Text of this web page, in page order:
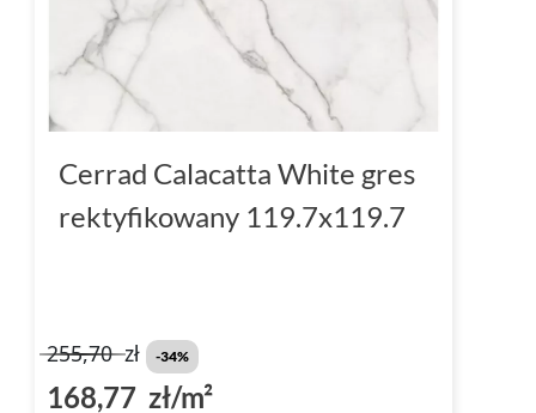
Cerrad Calacatta White gres
rektyfikowany 119.7x119.7
255,70zł -34%
168,77 zł/m²